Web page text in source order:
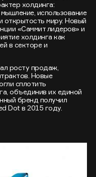
холдинга:
использование
открытость миру. Новый
«Саммит лидеров» и
холдинга как
в секторе и
росту продаж,
Новые
сплотить
объединив их единой
бренд получил
Dot в 2015 году.